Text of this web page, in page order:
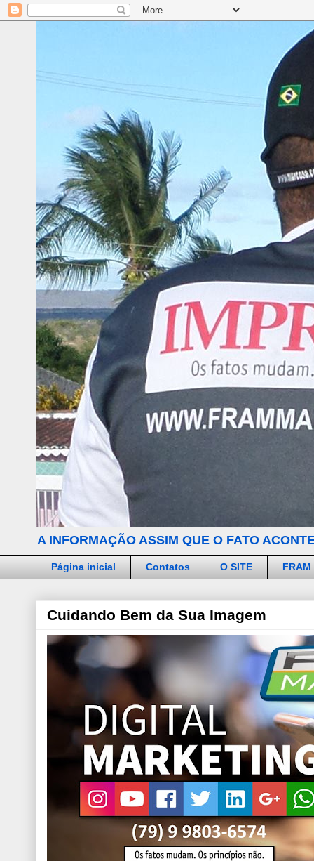
A INFORMAÇÃO ASSIM QUE O FATO
Página inicial Contatos O SITE FRAM
Cuidando Bem da Sua Imagem